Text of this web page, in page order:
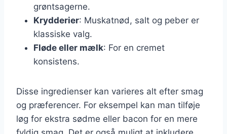
grøntsagerne.
Krydderier: Muskatnød, salt og peber er
klassiske valg.
Fløde eller mælk: For en cremet
konsistens.
Disse ingredienser kan varieres alt efter smag
og præferencer. For eksempel kan man tilføje
løg for ekstra sødme eller bacon for en mere